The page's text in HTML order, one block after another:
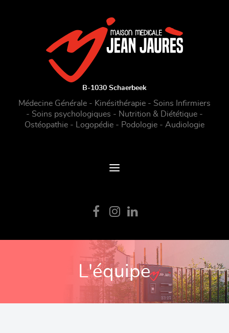
B-1030 Schaerbeek
Médecine Générale - Kinésithérapie - Soins Infirmiers
- Soins psychologiques - Nutrition & Diététique -
Ostéopathie - Logopédie - Podologie - Audiologie
L'équipe